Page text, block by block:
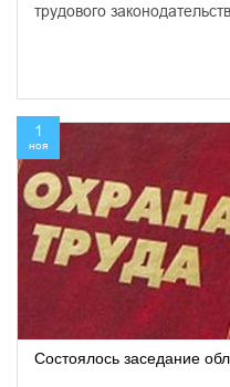
трудового
1
ноя
Состоялось заседание